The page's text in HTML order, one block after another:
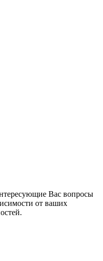
Вас вопросы
от ваших